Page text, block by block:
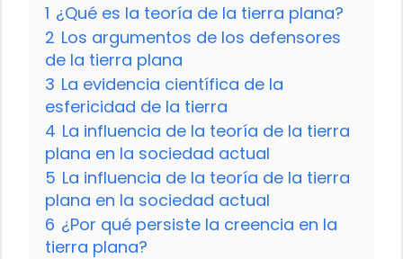
1 ¿Qué es la teoría de la tierra plana?
2 Los argumentos de los defensores
de la tierra plana
3 La evidencia científica de la
esfericidad de la tierra
4 La influencia de la teoría de la tierra
plana en la sociedad actual
5 La influencia de la teoría de la tierra
plana en la sociedad actual
6 ¿Por qué persiste la creencia en la
tierra plana?